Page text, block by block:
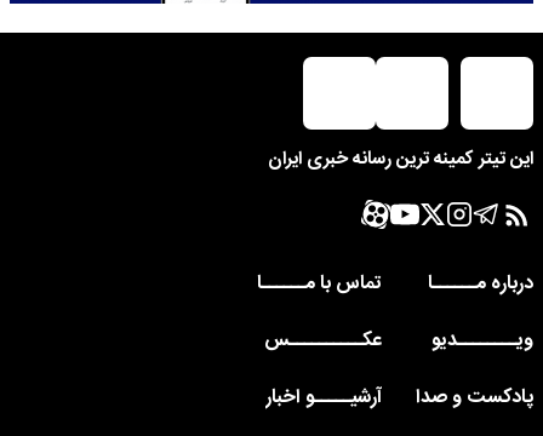
این تیتر کمینه ترین رسانه خبری ایران
درباره مــــــا
تماس با مــــــا
ویــــــــدیو
عکــــــــــس
پادکست و صدا
آرشیـــــو اخبار